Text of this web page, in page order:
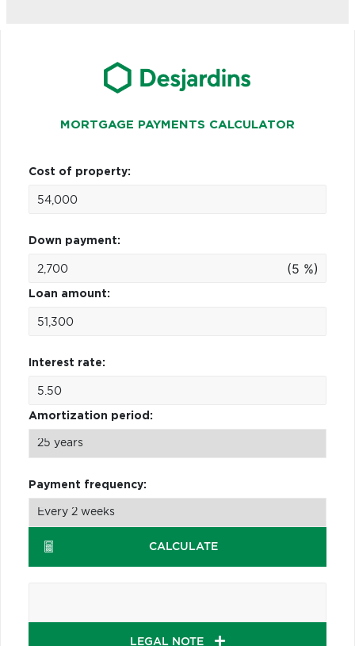
MORTGAGE PAYMENTS CALCULATOR
Cost of property:
Down payment:
(5 %)
Loan amount:
Interest rate:
Amortization period:
Payment frequency:
CALCULATE
LEGAL NOTE